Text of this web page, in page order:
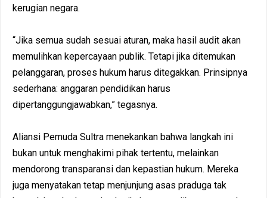
kerugian negara.
“Jika semua sudah sesuai aturan, maka hasil audit akan
memulihkan kepercayaan publik. Tetapi jika ditemukan
pelanggaran, proses hukum harus ditegakkan. Prinsipnya
sederhana: anggaran pendidikan harus
dipertanggungjawabkan,” tegasnya.
Aliansi Pemuda Sultra menekankan bahwa langkah ini
bukan untuk menghakimi pihak tertentu, melainkan
mendorong transparansi dan kepastian hukum. Mereka
juga menyatakan tetap menjunjung asas praduga tak